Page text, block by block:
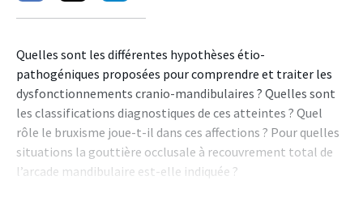
Quelles sont les différentes hypothèses étio-
pathogéniques proposées pour comprendre et traiter les
dysfonctionnements cranio-mandibulaires ? Quelles sont
les classifications diagnostiques de ces atteintes ? Quel
rôle le bruxisme joue-t-il dans ces affections ? Pour quelles
situations la gouttière occlusale à recouvrement total de
l’arcade mandibulaire est-elle indiquée ?